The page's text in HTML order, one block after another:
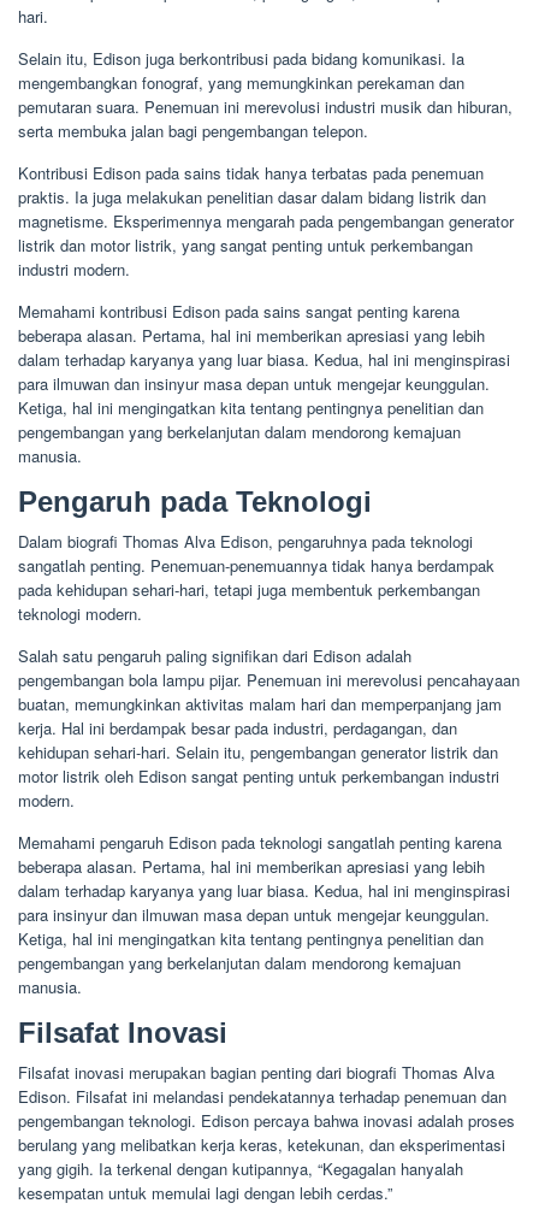
hari.
Selain itu, Edison juga berkontribusi pada bidang komunikasi. Ia
mengembangkan fonograf, yang memungkinkan perekaman dan
pemutaran suara. Penemuan ini merevolusi industri musik dan hiburan,
serta membuka jalan bagi pengembangan telepon.
Kontribusi Edison pada sains tidak hanya terbatas pada penemuan
praktis. Ia juga melakukan penelitian dasar dalam bidang listrik dan
magnetisme. Eksperimennya mengarah pada pengembangan generator
listrik dan motor listrik, yang sangat penting untuk perkembangan
industri modern.
Memahami kontribusi Edison pada sains sangat penting karena
beberapa alasan. Pertama, hal ini memberikan apresiasi yang lebih
dalam terhadap karyanya yang luar biasa. Kedua, hal ini menginspirasi
para ilmuwan dan insinyur masa depan untuk mengejar keunggulan.
Ketiga, hal ini mengingatkan kita tentang pentingnya penelitian dan
pengembangan yang berkelanjutan dalam mendorong kemajuan
manusia.
Pengaruh pada Teknologi
Dalam biografi Thomas Alva Edison, pengaruhnya pada teknologi
sangatlah penting. Penemuan-penemuannya tidak hanya berdampak
pada kehidupan sehari-hari, tetapi juga membentuk perkembangan
teknologi modern.
Salah satu pengaruh paling signifikan dari Edison adalah
pengembangan bola lampu pijar. Penemuan ini merevolusi pencahayaan
buatan, memungkinkan aktivitas malam hari dan memperpanjang jam
kerja. Hal ini berdampak besar pada industri, perdagangan, dan
kehidupan sehari-hari. Selain itu, pengembangan generator listrik dan
motor listrik oleh Edison sangat penting untuk perkembangan industri
modern.
Memahami pengaruh Edison pada teknologi sangatlah penting karena
beberapa alasan. Pertama, hal ini memberikan apresiasi yang lebih
dalam terhadap karyanya yang luar biasa. Kedua, hal ini menginspirasi
para insinyur dan ilmuwan masa depan untuk mengejar keunggulan.
Ketiga, hal ini mengingatkan kita tentang pentingnya penelitian dan
pengembangan yang berkelanjutan dalam mendorong kemajuan
manusia.
Filsafat Inovasi
Filsafat inovasi merupakan bagian penting dari biografi Thomas Alva
Edison. Filsafat ini melandasi pendekatannya terhadap penemuan dan
pengembangan teknologi. Edison percaya bahwa inovasi adalah proses
berulang yang melibatkan kerja keras, ketekunan, dan eksperimentasi
yang gigih. Ia terkenal dengan kutipannya, “Kegagalan hanyalah
kesempatan untuk memulai lagi dengan lebih cerdas.”